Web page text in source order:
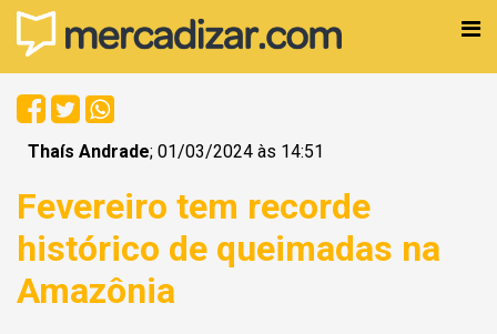
Thaís Andrade; 01/03/2024 às 14:51
Fevereiro tem recorde
histórico de queimadas na
Amazônia